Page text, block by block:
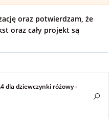
oraz potwierdzam, że
oraz cały projekt są
dla dziewczynki różowy -